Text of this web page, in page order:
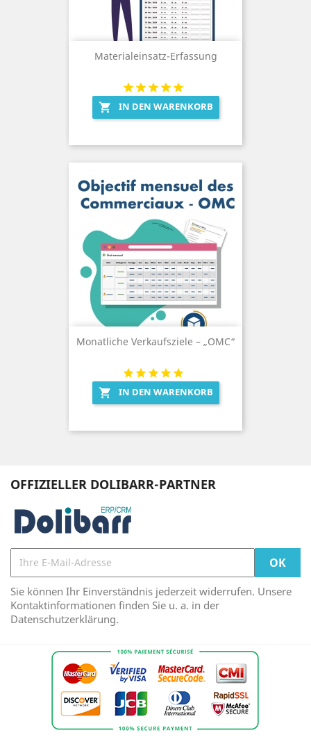
Materialeinsatz-Erfassung
 IN DEN WARENKORB
Monatliche Verkaufsziele – „OMC“
 IN DEN WARENKORB
OFFIZIELLER DOLIBARR-PARTNER
Sie können Ihr Einverständnis jederzeit widerrufen. Unsere
Kontaktinformationen finden Sie u. a. in der
Datenschutzerklärung.